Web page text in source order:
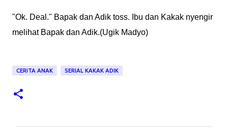
"Ok. Deal." Bapak dan Adik toss. Ibu dan Kakak nyengir
melihat Bapak dan Adik.(Ugik Madyo)
CERITA ANAK SERIAL KAKAK ADIK